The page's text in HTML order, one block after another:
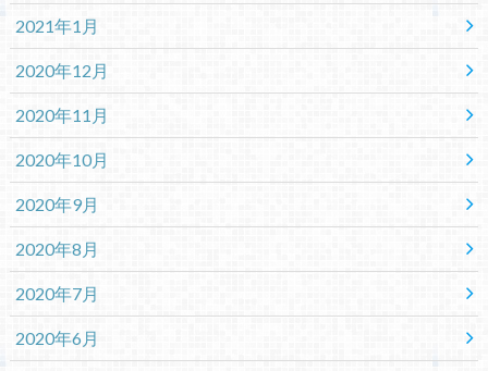
2021年1月
2020年12月
2020年11月
2020年10月
2020年9月
2020年8月
2020年7月
2020年6月